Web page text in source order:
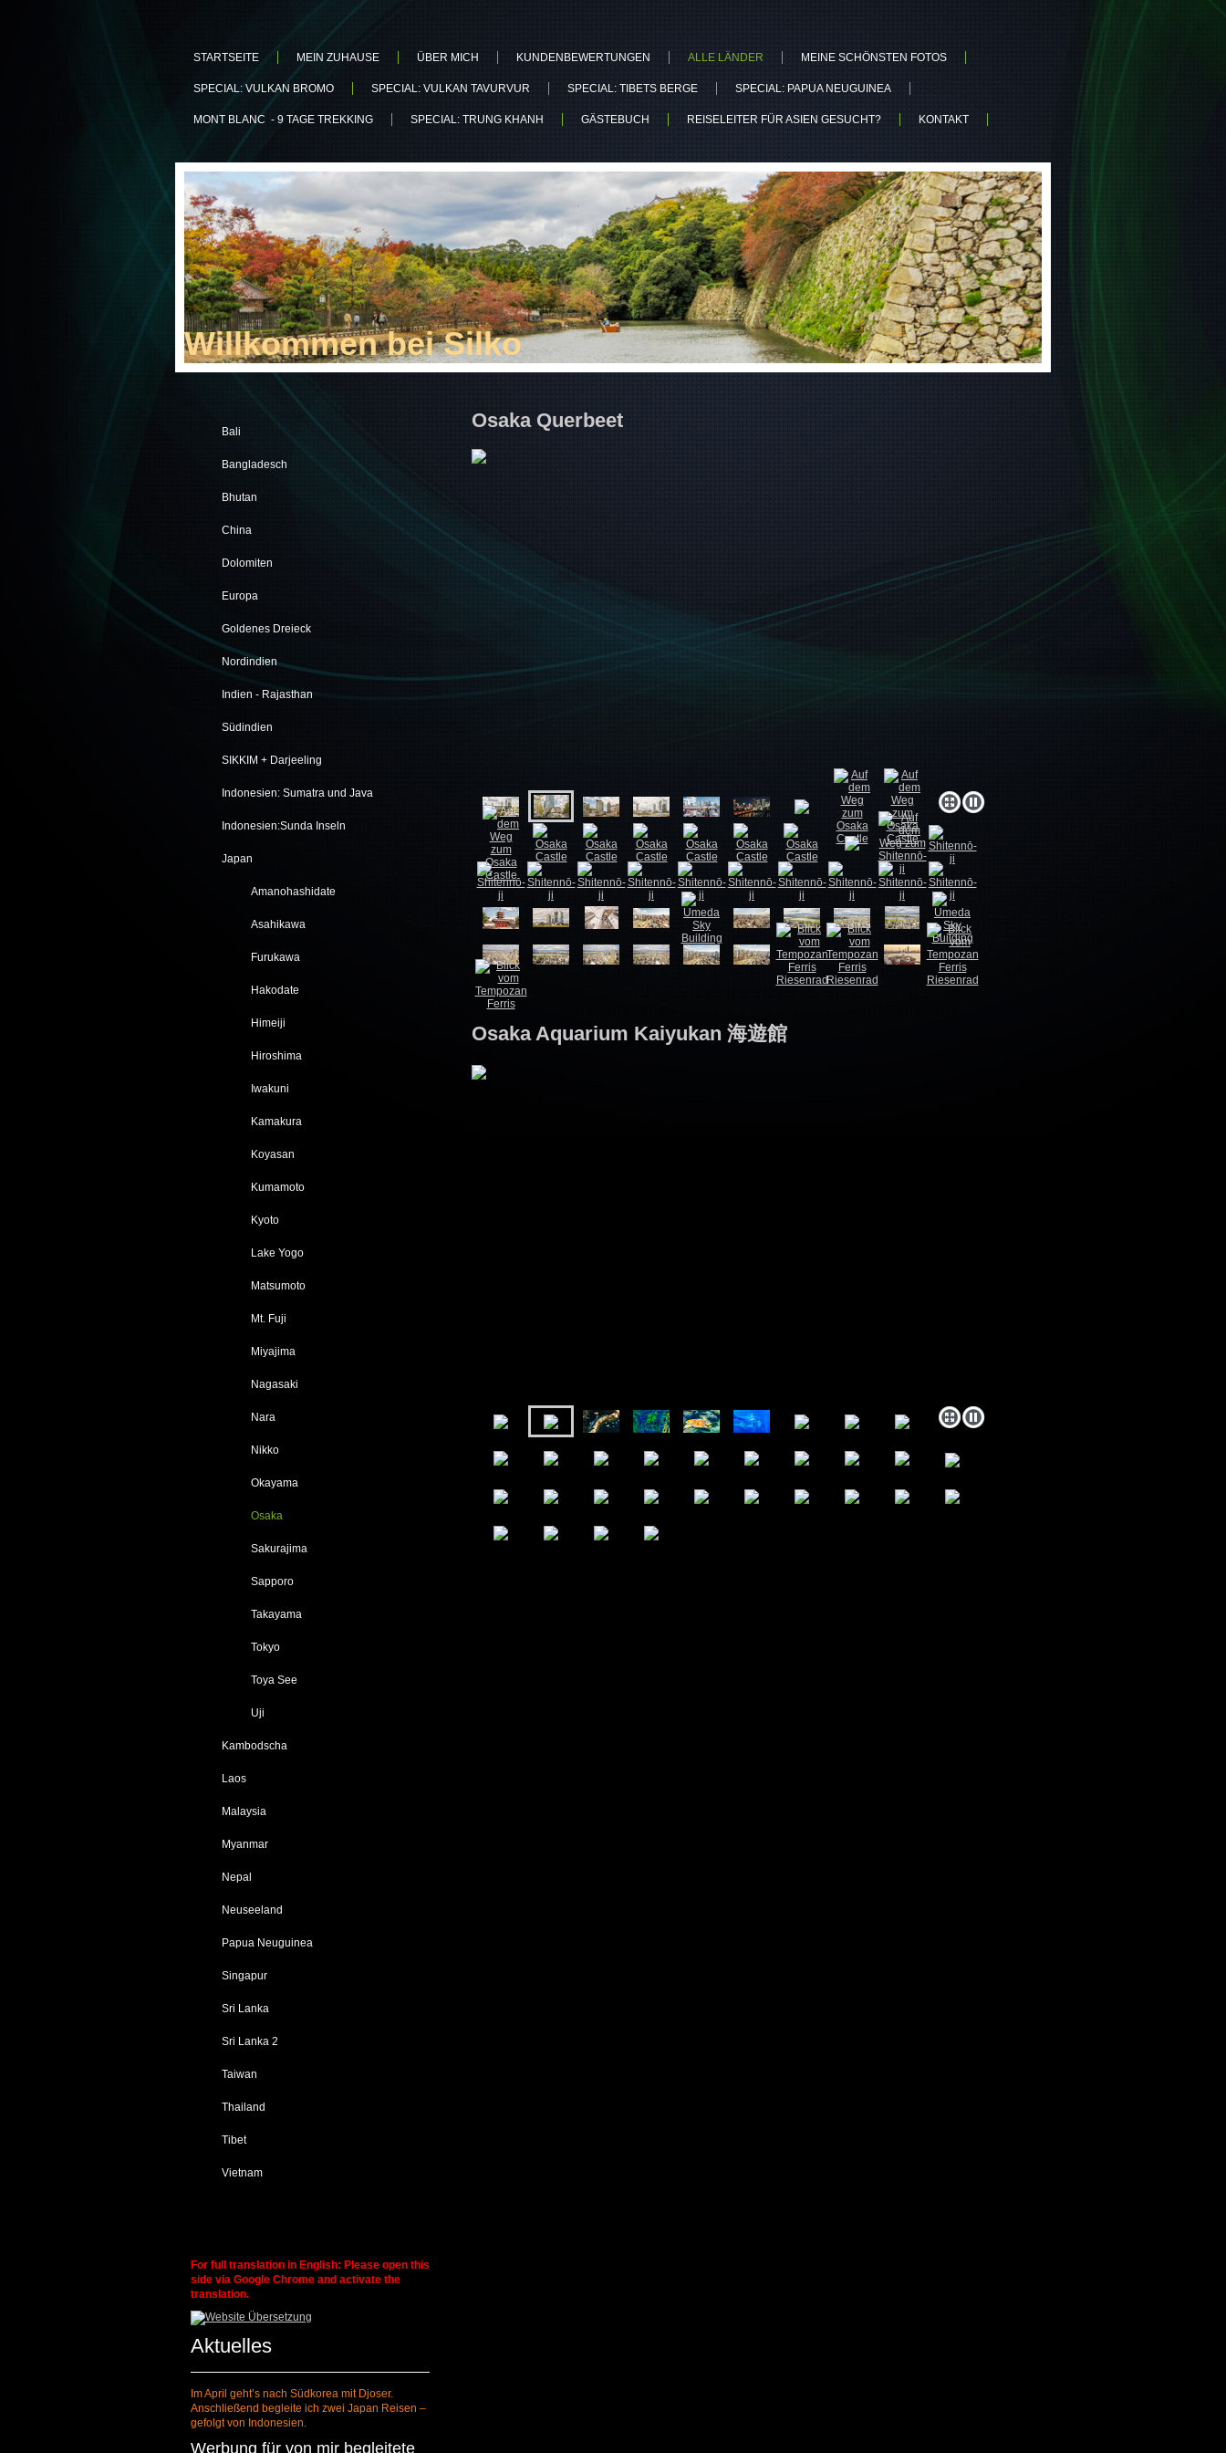
STARTSEITE MEIN ZUHAUSE ÜBER MICH KUNDENBEWERTUNGEN ALLE LÄNDER MEINE SCHÖNSTEN FOTOS
SPECIAL: VULKAN BROMO SPECIAL: VULKAN TAVURVUR SPECIAL: TIBETS BERGE SPECIAL: PAPUA NEUGUINEA
MONT BLANC - 9 TAGE TREKKING SPECIAL: TRUNG KHANH GÄSTEBUCH REISELEITER FÜR ASIEN GESUCHT? KONTAKT
Willkommen bei Silko
Bali
Bangladesch
Bhutan
China
Dolomiten
Europa
Goldenes Dreieck
Nordindien
Indien - Rajasthan
Südindien
SIKKIM + Darjeeling
Indonesien: Sumatra und Java
Indonesien:Sunda Inseln
Japan
Amanohashidate
Asahikawa
Furukawa
Hakodate
Himeiji
Hiroshima
Iwakuni
Kamakura
Koyasan
Kumamoto
Kyoto
Lake Yogo
Matsumoto
Mt. Fuji
Miyajima
Nagasaki
Nara
Nikko
Okayama
Osaka
Sakurajima
Sapporo
Takayama
Tokyo
Toya See
Uji
Kambodscha
Laos
Malaysia
Myanmar
Nepal
Neuseeland
Papua Neuguinea
Singapur
Sri Lanka
Sri Lanka 2
Taiwan
Thailand
Tibet
Vietnam
For full translation in English: Please open this
side via Google Chrome and activate the
translation.
Aktuelles
Im April geht’s nach Südkorea mit Djoser.
Anschließend begleite ich zwei Japan Reisen –
gefolgt von Indonesien.
Werbung für von mir begleitete
Osaka Querbeet
Osaka Aquarium Kaiyukan 海遊館